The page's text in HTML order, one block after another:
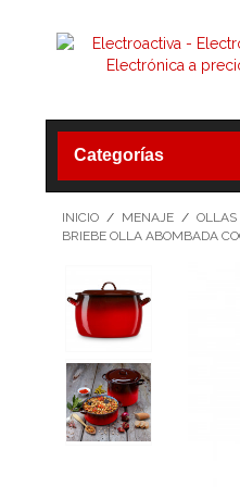
Categorías
INICIO / MENAJE / OLLAS
BRIEBE OLLA ABOMBADA